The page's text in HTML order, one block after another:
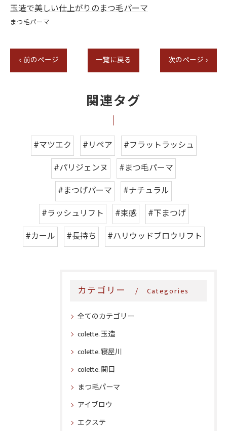
玉造で美しい仕上がりのまつ毛パーマ
まつ毛パーマ
< 前のページ 一覧に戻る 次のページ >
関連タグ
#マツエク #リペア
#フラットラッシュ
#パリジェンヌ
#まつ毛パーマ
#まつげパーマ
#ナチュラル
#ラッシュリフト
#束感
#下まつげ
#カール
#長持ち #ハリウッドブロウリフト
カテゴリー Categories
全てのカテゴリー
colette. 玉造
colette. 寝屋川
colette. 関目
まつ毛パーマ
アイブロウ
エクステ